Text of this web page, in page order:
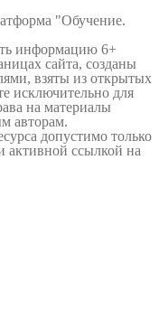
"Обучение.
информацию 6+
сайта, созданы
взяты из открытых
исключительно для
на материалы
авторам.
допустимо только
активной ссылкой на